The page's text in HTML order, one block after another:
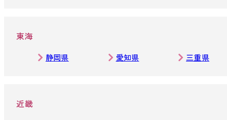
東海
静岡県 愛知県 三重県
近畿